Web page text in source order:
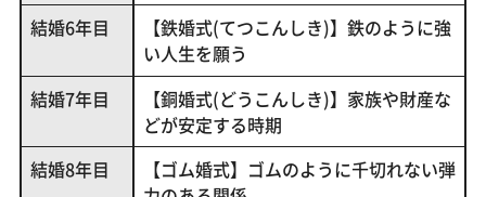
結婚6年目
【鉄婚式(てつこんしき)】鉄のように強
い人生を願う
結婚7年目
【銅婚式(どうこんしき)】家族や財産な
どが安定する時期
結婚8年目
【ゴム婚式】ゴムのように千切れない弾